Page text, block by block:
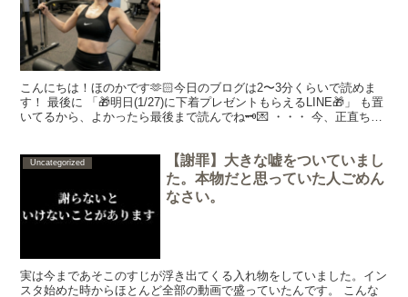
こんにちは！ほのかです🫶🏻今日のブログは2〜3分くらいで読めま
す！ 最後に 「🎁明日(1/27)に下着プレゼントもらえるLINE🎁」 も置
いてるから、よかったら最後まで読んでね🗝️💌 ・・・ 今、正直ちょ
Uncategorized
【謝罪】大きな嘘をついていまし
た。本物だと思っていた人ごめん
なさい。
実は今まであそこのすじが浮き出てくる入れ物をしていました。イン
スタ始めた時からほとんど全部の動画で盛っていたんです。 こんな